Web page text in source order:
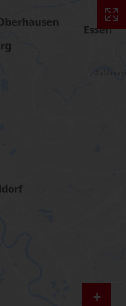
Skip interactive map (Not
+